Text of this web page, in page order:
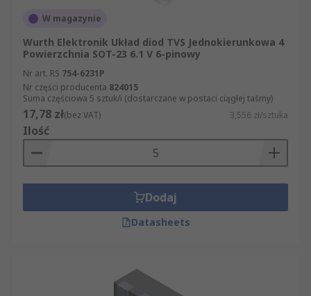
W magazynie
Wurth Elektronik Układ diod TVS Jednokierunkowa 4
Powierzchnia SOT-23 6.1 V 6-pinowy
Nr art. RS 754-6231P
Nr części producenta 824015
Suma częściowa 5 sztuk/i (dostarczane w postaci ciągłej taśmy)
17,78 zł(bez VAT) 3,556 zł/sztuka
Ilość
Dodaj
Datasheets